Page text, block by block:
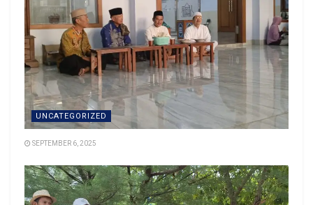
UNCATEGORIZED
SEPTEMBER 6, 2025